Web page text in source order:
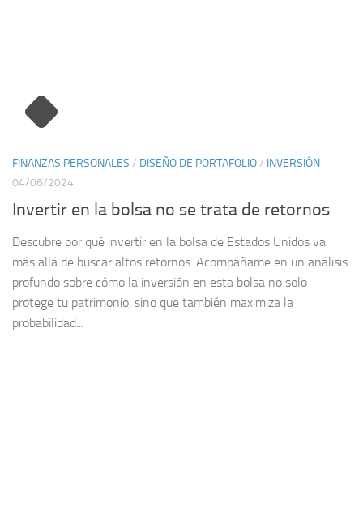
FINANZAS PERSONALES / DISEÑO DE PORTAFOLIO/ INVERSIÓN
04/06/2024
Invertir en la bolsa no se trata de retornos
Descubre por qué invertir en la bolsa de Estados Unidos va
más allá de buscar altos retornos. Acompáñame en un análisis
profundo sobre cómo la inversión en esta bolsa no solo
protege tu patrimonio, sino que también maximiza la
probabilidad...